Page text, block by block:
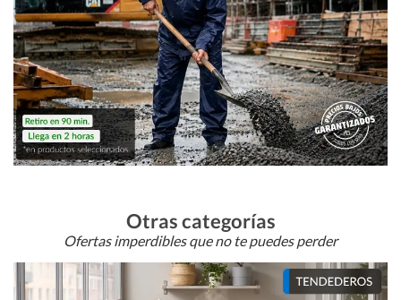
Otras categorías
Ofertas imperdibles que no te puedes perder